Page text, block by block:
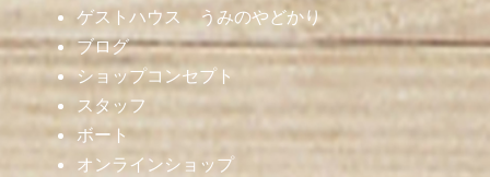
ゲストハウス うみのやどかり
ブログ
ショップコンセプト
スタッフ
ボート
オンラインショップ